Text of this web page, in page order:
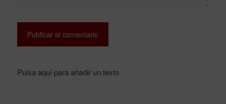
Pulsa aquí para añadir un texto